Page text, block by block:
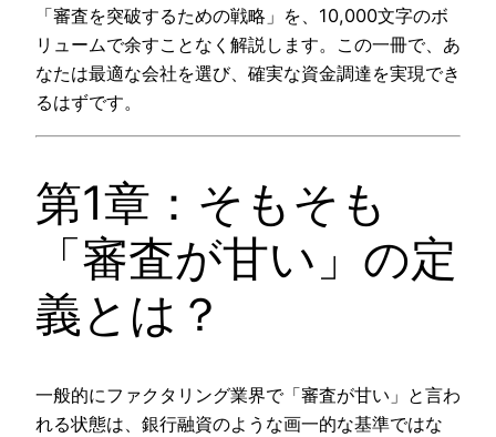
「審査を突破するための戦略」を、10,000文字のボ
リュームで余すことなく解説します。この一冊で、あ
なたは最適な会社を選び、確実な資金調達を実現でき
るはずです。
第1章：そもそも
「審査が甘い」の定
義とは？
一般的にファクタリング業界で「審査が甘い」と言わ
れる状態は、銀行融資のような画一的な基準ではな